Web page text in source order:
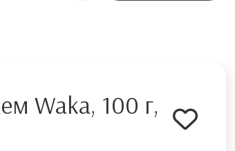
Waka, 100 г,